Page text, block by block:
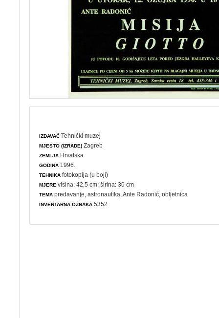
IZDAVAČ Tehnički muzej
MJESTO (IZRADE) Zagreb
ZEMLJA Hrvatska
GODINA 1996.
TEHNIKA fotokopija (u boji)
MJERE visina: 42,5 cm; širina: 30 cm
TEMA predavanje ,astronautika , Ante Radonić,obljetnica
INVENTARNA OZNAKA 5352